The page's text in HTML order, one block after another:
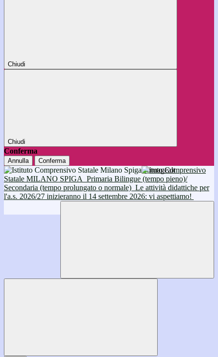
Chiudi
Chiudi
Conferma
Annulla Conferma
Istituto Comprensivo
Statale MILANO SPIGA Primaria Bilingue (tempo pieno)/
Secondaria (tempo prolungato o normale) Le attività didattiche per
l'a.s. 2026/27 inizieranno il 14 settembre 2026: vi aspettiamo!